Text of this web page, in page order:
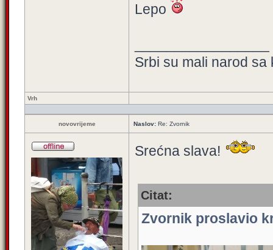
Lepo
Srbi su mali narod
Vrh
novovrijeme Naslov: Re: Zvornik
Srećna slava!
Citat:
Zvornik proslavio